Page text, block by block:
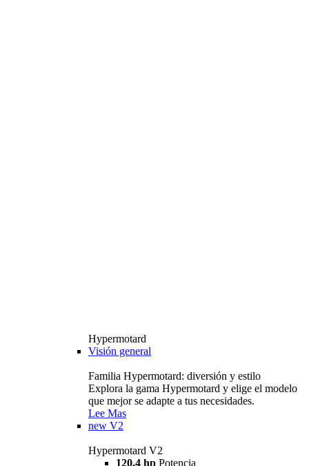
Hypermotard
Visión general
Familia Hypermotard: diversión y estilo
Explora la gama Hypermotard y elige el modelo
que mejor se adapte a tus necesidades.
Lee Mas
new V2
Hypermotard V2
120,4 hp Potencia